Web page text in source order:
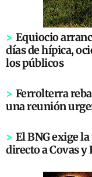
> Equiocio
días de hípica,
los públicos
> Ferrolterra
una reunión
> El BNG exige
directo a Covas y